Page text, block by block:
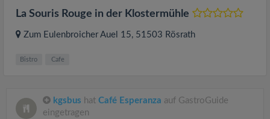
La Souris Rouge in der Klostermühle
Zum Eulenbroicher Auel 15, 51503 Rösrath
Bistro Cafe
kgsbus hat Café Esperanza auf GastroGuide
eingetragen